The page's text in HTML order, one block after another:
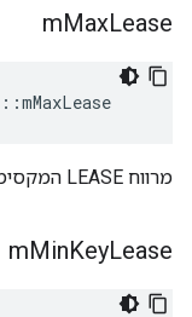
mMaxLease
::mMaxLease
מרווח LEASE המקסימלי בשניות.
mMinKeyLease